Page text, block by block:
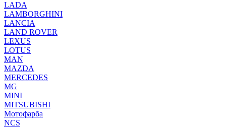
LADA
LAMBORGHINI
LANCIA
LAND ROVER
LEXUS
LOTUS
MAN
MAZDA
MERCEDES
MG
MINI
MITSUBISHI
Мотофарба
NCS